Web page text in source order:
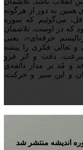
همین به دور از هرگونه
می‌گوئیم که سوره
که در اوست. تلاشمان
حرفه‌ای»، یعنی
و تعالی فکری را پیشه
سرعت، دقت و اثر فرو
و مُد بر مدار ذائقه‌ی
و این سیر و حرکت،